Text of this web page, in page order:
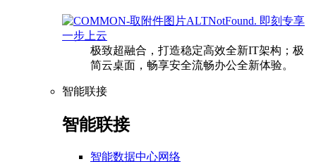
即刻专享
一步上云
极致超融合，打造稳定高效全新IT架构；极
简云桌面，畅享安全流畅办公全新体验。
智能联接
智能联接
智能数据中心网络